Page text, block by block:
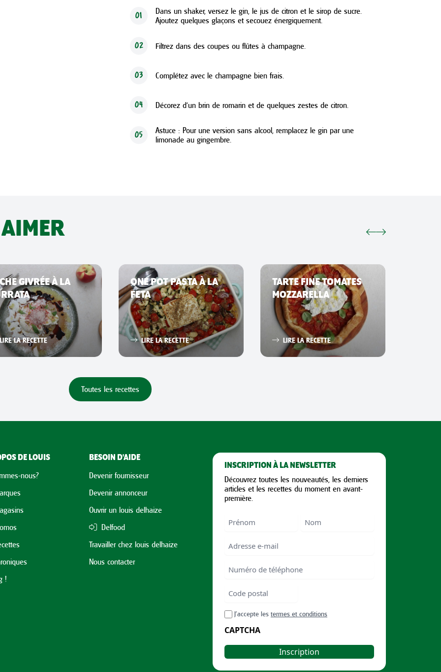
01
Dans un shaker, versez le gin, le jus de citron et le sirop de sucre.
Ajoutez quelques glaçons et secouez énergiquement.
02 Filtrez dans des coupes ou flûtes à champagne.
03 Complétez avec le champagne bien frais.
04 Décorez d’un brin de romarin et de quelques zestes de citron.
05
Astuce : Pour une version sans alcool, remplacez le gin par une
limonade au gingembre.
GIVRÉE À LA
LIRE LA RECETTE
ONE POT PASTA À LA
FETA
LIRE LA RECETTE
TARTE FINE TOMATES
MOZZARELLA
LIRE LA RECETTE
Toutes les recettes
DE LOUIS
nous?
!
BESOIN D'AIDE
Devenir fournisseur
Devenir annonceur
Ouvrir un louis delhaize
Delfood
Travailler chez louis delhaize
Nous contacter
INSCRIPTION À LA NEWSLETTER
Découvrez toutes les nouveautés, les derniers
articles et les recettes du moment en avant-
première.
Nom
Email
Numéro
téléphone
Code
postal
Code
postal
RGPDJ’accepte les termes et conditions
CAPTCHA